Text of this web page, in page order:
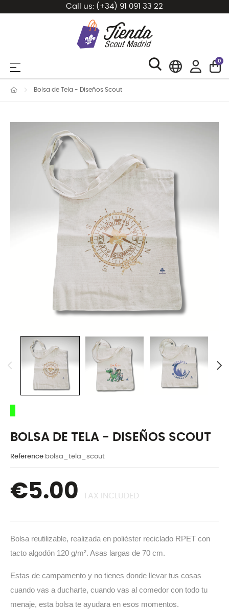
Call us: (+34) 91 091 33 22
0
Toggle navigation
☰
Bolsa de Tela - Diseños Scout
BOLSA DE TELA - DISEÑOS SCOUT
Reference bolsa_tela_scout
€5.00 TAX INCLUDED
Bolsa reutilizable, realizada en poliéster reciclado RPET con
tacto algodón 120 g/m². Asas largas de 70 cm.
Estas de campamento y no tienes donde llevar tus cosas
cuando vas a ducharte, cuando vas al comedor con todo tu
menaje, esta bolsa te ayudara en esos momentos.